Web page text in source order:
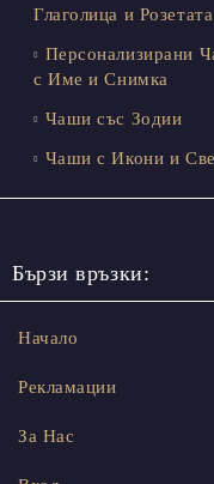
Глаголица и Розетата
Персонализирани
с Име и Снимка
Чаши със Зодии
Чаши с Икони и
Бързи връзки:
Начало
Рекламации
За Нас